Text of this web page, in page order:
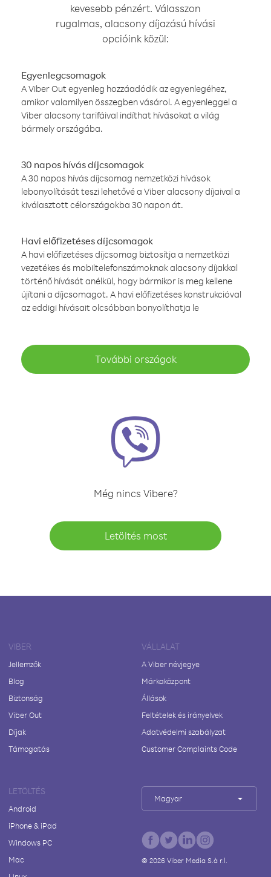
kevesebb pénzért. Válasszon
rugalmas, alacsony díjazású hívási
opcióink közül:
Egyenlegcsomagok
A Viber Out egyenleg hozzáadódik az egyenlegéhez,
amikor valamilyen összegben vásárol. A egyenleggel a
Viber alacsony tarifáival indíthat hívásokat a világ
bármely országába.
30 napos hívás díjcsomagok
A 30 napos hívás díjcsomag nemzetközi hívások
lebonyolítását teszi lehetővé a Viber alacsony díjaival a
kiválasztott célországokba 30 napon át.
Havi előfizetéses díjcsomagok
A havi előfizetéses díjcsomag biztosítja a nemzetközi
vezetékes és mobiltelefonszámoknak alacsony díjakkal
történő hívását anélkül, hogy bármikor is meg kellene
újítani a díjcsomagot. A havi előfizetéses konstrukcióval
az eddigi hívásait olcsóbban bonyolíthatja le
További országok
Még nincs Vibere?
Letöltés most
VIBER
Jellemzők
Blog
Biztonság
Viber Out
Díjak
Támogatás
VÁLLALAT
A Viber névjegye
Márkaközpont
Állások
Feltételek és irányelvek
Adatvédelmi szabályzat
Customer Complaints Code
LETÖLTÉS
Android
iPhone & iPad
Windows PC
Mac
Magyar
© 2026Viber Media S.à r.l.